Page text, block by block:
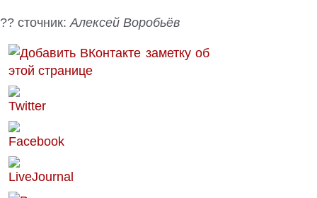
?? сточник: Алексей Воробьёв